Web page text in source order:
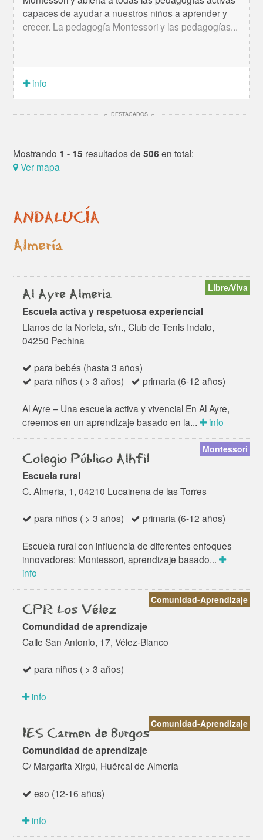
capaces de ayudar a nuestros niños a aprender y
crecer. La pedagogía Montessori y las pedagogías...
info
DESTACADOS
Mostrando 1 - 15 resultados de506 en total:
Ver mapa
ANDALUCÍA
Almería
Al Ayre Almeria Libre/Viva
Escuela activa y respetuosa experiencial
Llanos de la Norieta, s/n., Club de Tenis Indalo,
04250 Pechina
para bebés (hasta 3 años)
para niños ( > 3 años)
primaria (6-12 años)
Al Ayre – Una escuela activa y vivencial En Al Ayre,
creemos en un aprendizaje basado en la...
info
Colegio Público Alhfil
Montessori
Escuela rural
C. Almeria, 1, 04210 Lucainena de las Torres
para niños ( > 3 años) primaria (6-12 años)
Escuela rural con influencia de diferentes enfoques
innovadores: Montessori, aprendizaje basado...
info
CPR Los Vélez
Comunidad-Aprendizaje
Comundidad de aprendizaje
Calle San Antonio, 17, Vélez-Blanco
para niños ( > 3 años)
info
IES Carmen de Burgos
Comunidad-Aprendizaje
Comundidad de aprendizaje
C/ Margarita Xirgú, Huércal de Almería
eso (12-16 años)
info